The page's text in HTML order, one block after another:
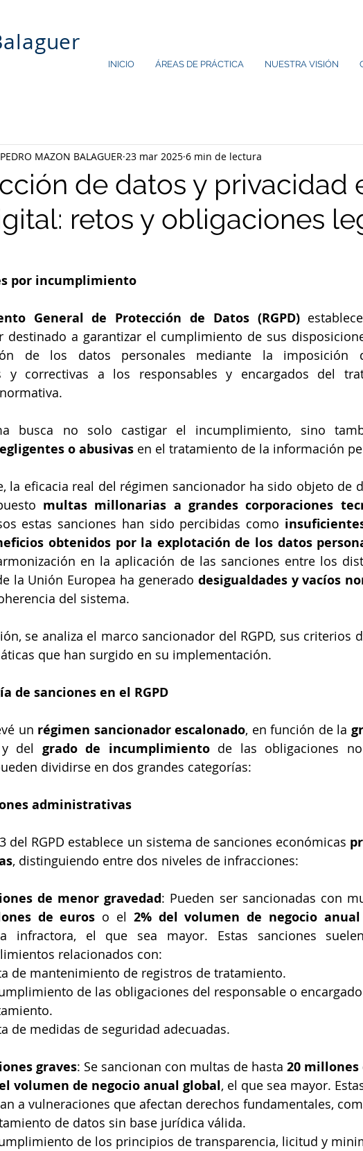
INICIO ÁREAS DE PRÁCTICA NUESTRA VISIÓN
de datos y privacidad
retos y obligaciones
MAZON BALAGUER 23 mar 2025 6 min de lectura
por incumplimiento
General de Protección de Datos (RGPD)
destinado a garantizar el cumplimiento de sus
de los datos personales mediante la imposición
y correctivas a los responsables y encargados del
busca no solo castigar el incumplimiento, sino
o abusivas en el tratamiento de la información
la eficacia real del régimen sancionador ha sido objeto de
multas millonarias a grandes corporaciones
estas sanciones han sido percibidas como
obtenidos por la explotación de los datos
en la aplicación de las sanciones entre los
la Unión Europea ha generado desigualdades y vacíos
del sistema.
se analiza el marco sancionador del RGPD, sus criterios
que han surgido en su implementación.
de sanciones en el RGPD
un régimen sancionador escalonado, en función de la
y del grado de incumplimiento de las obligaciones
dividirse en dos grandes categorías:
administrativas
del RGPD establece un sistema de sanciones económicas
, distinguiendo entre dos niveles de infracciones:
de menor gravedad
de euros o el 2% del volumen de negocio
infractora, el que sea mayor. Estas sanciones
relacionados con:
de mantenimiento de registros de tratamiento.
de las obligaciones del responsable o
de medidas de seguridad adecuadas.
graves: Se sancionan con multas de hasta 20 millones
volumen de negocio anual global, el que sea mayor.
a vulneraciones que afectan derechos fundamentales,
de datos sin base jurídica válida.
de los principios de transparencia, licitud y